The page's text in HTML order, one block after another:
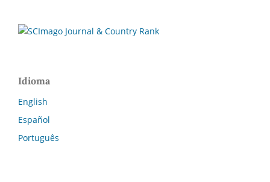
Idioma
English
Español
Português